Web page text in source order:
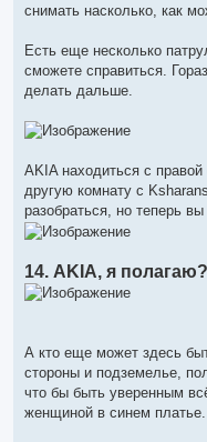
снимать насколько, как
Есть еще несколько
сможете справиться.
делать дальше.
AKIA находиться с
другую комнату с
разобраться, но теперь
14. AKIA, я полагаю?
А кто еще может здесь
стороны и подземелье,
что бы быть уверенным
женщиной в синем платье.